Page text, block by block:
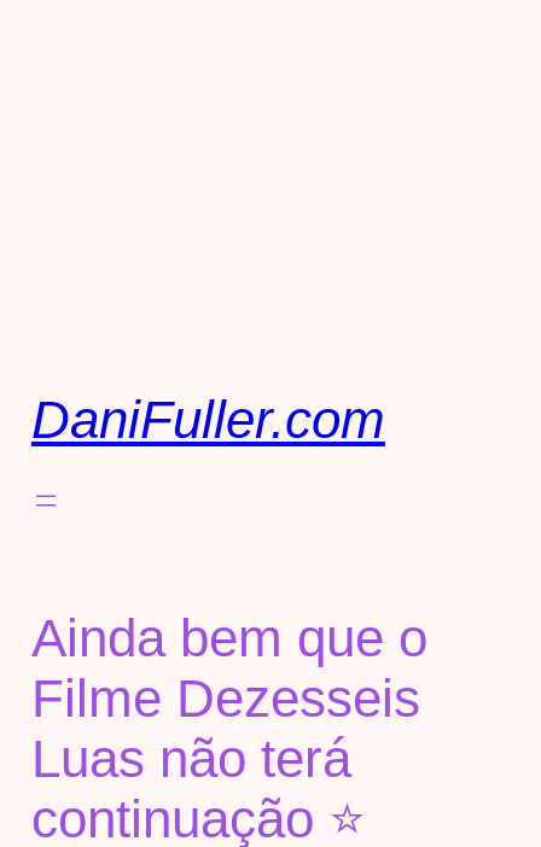
DaniFuller.com
Ainda bem que o
Filme Dezesseis
Luas não terá
continuação ⭐